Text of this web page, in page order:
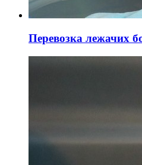
Перевозка лежачих